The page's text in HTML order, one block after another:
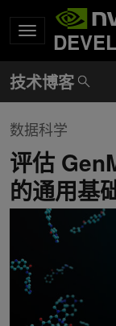
数据科学
评估
的通用基